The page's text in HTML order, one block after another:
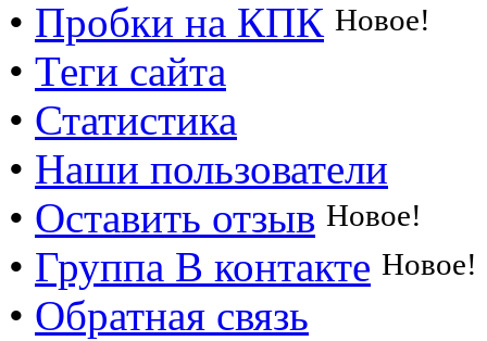
• Пробки на КПК Новое!
• Теги сайта
• Статистика
• Наши пользователи
• Оставить отзыв Новое!
• Группа В контакте Новое!
• Обратная связь